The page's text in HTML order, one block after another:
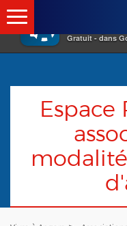
×
Gratuit - dans
Espace